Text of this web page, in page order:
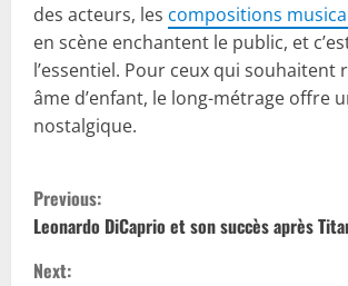
des acteurs, les compositions
en scène enchantent le public, et
l’essentiel. Pour ceux qui
âme d’enfant, le long-métrage offre
nostalgique.
C
o
Previous:
Leonardo DiCaprio et son succès après
Next: